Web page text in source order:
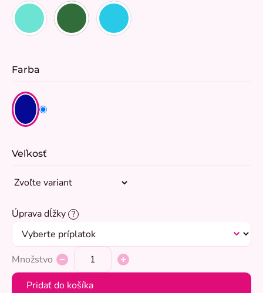
Farba
Veľkosť
Úprava dĺžky ?
Množstvo
Pridať do košíka